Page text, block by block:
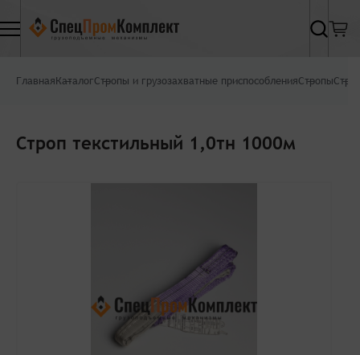
Найти
ГлавнаяКаталогСтропы и грузозахватные приспособленияСтропы
Строп текстильный 1,0тн 1000м